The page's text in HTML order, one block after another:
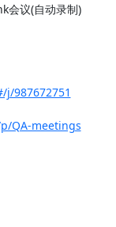
会议(自动录制)
987672751
QA-meetings